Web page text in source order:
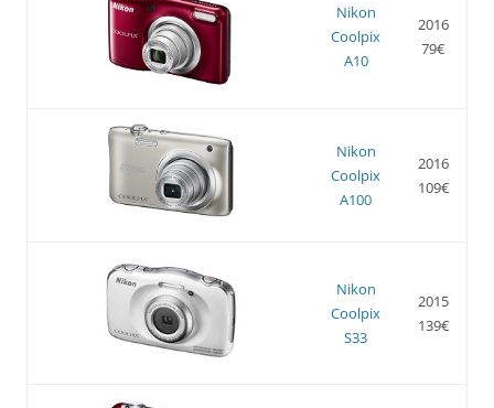
Nikon
Coolpix
A10
2016
79€
Nikon
Coolpix
A100
2016
109€
Nikon
Coolpix
S33
2015
139€